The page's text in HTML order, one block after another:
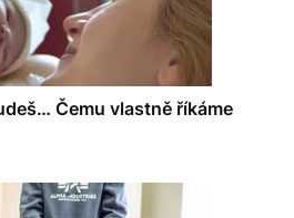
Čemu vlastně říkáme